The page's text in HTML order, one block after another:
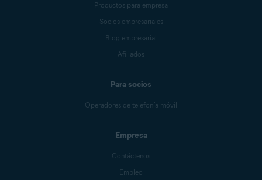
Productos para empresa
Socios empresariales
Blog empresarial
Afiliados
Para socios
Operadores de telefonía móvil
Empresa
Contáctenos
Empleo